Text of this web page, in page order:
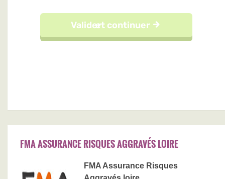
FMA ASSURANCE RISQUES AGGRAVÉS LOIRE
FMA Assurance Risques